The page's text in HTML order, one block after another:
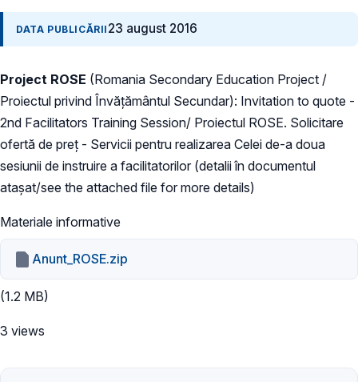
DATA PUBLICĂRII 23 august 2016
Project ROSE (Romania Secondary Education Project /
Proiectul privind Învăţământul Secundar): Invitation to quote -
2nd Facilitators Training Session/ Proiectul ROSE. Solicitare
ofertă de preț - Servicii pentru realizarea Celei de-a doua
sesiunii de instruire a facilitatorilor (detalii în documentul
ataşat/see the attached file for more details)
Materiale informative
Anunt_ROSE.zip
(1.2 MB)
3 views